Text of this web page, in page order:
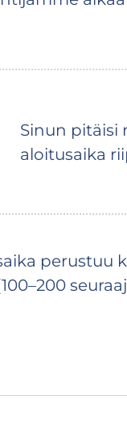
Sinun pitäisi
aloitusaika
perustuu